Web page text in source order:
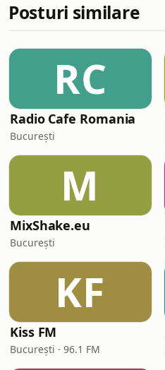
Posturi similare
RC
Radio Cafe Romania
București
M
MixShake.eu
București
KF
Kiss FM
București · 96.1 FM